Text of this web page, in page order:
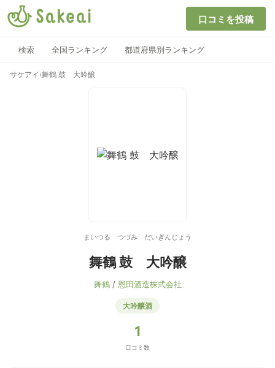
口コミを投稿
検索 全国ランキング 都道府県別ランキング
サケアイ ›舞鶴 鼓 大吟醸
まいつる つづみ だいぎんじょう
舞鶴 鼓 大吟醸
舞鶴/ 恩田酒造株式会社
大吟醸酒
1
口コミ数